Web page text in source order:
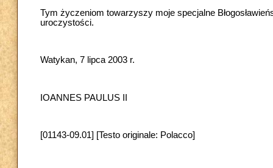
Tym życzeniom towarzyszy moje specjalne
uroczystości.
Watykan, 7 lipca 2003 r.
IOANNES PAULUS II
[01143-09.01] [Testo originale: Polacco]